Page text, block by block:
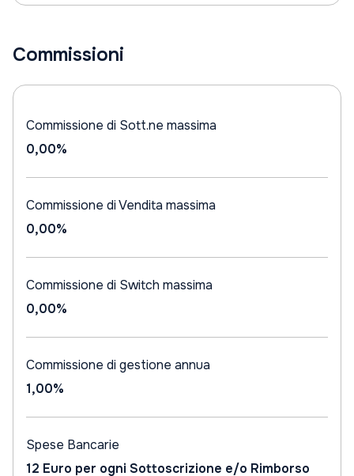
Commissioni
Commissione di Sott.ne massima
0,00%
Commissione di Vendita massima
0,00%
Commissione di Switch massima
0,00%
Commissione di gestione annua
1,00%
Spese Bancarie
12 Euro per ogni Sottoscrizione e/o Rimborso